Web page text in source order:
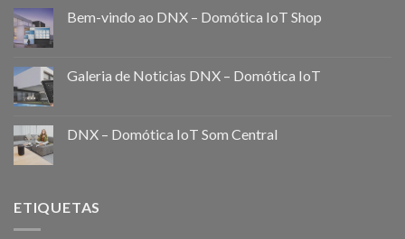
Bem-vindo ao DNX – Domótica IoT Shop
Galeria de Noticias DNX – Domótica IoT
DNX – Domótica IoT Som Central
ETIQUETAS